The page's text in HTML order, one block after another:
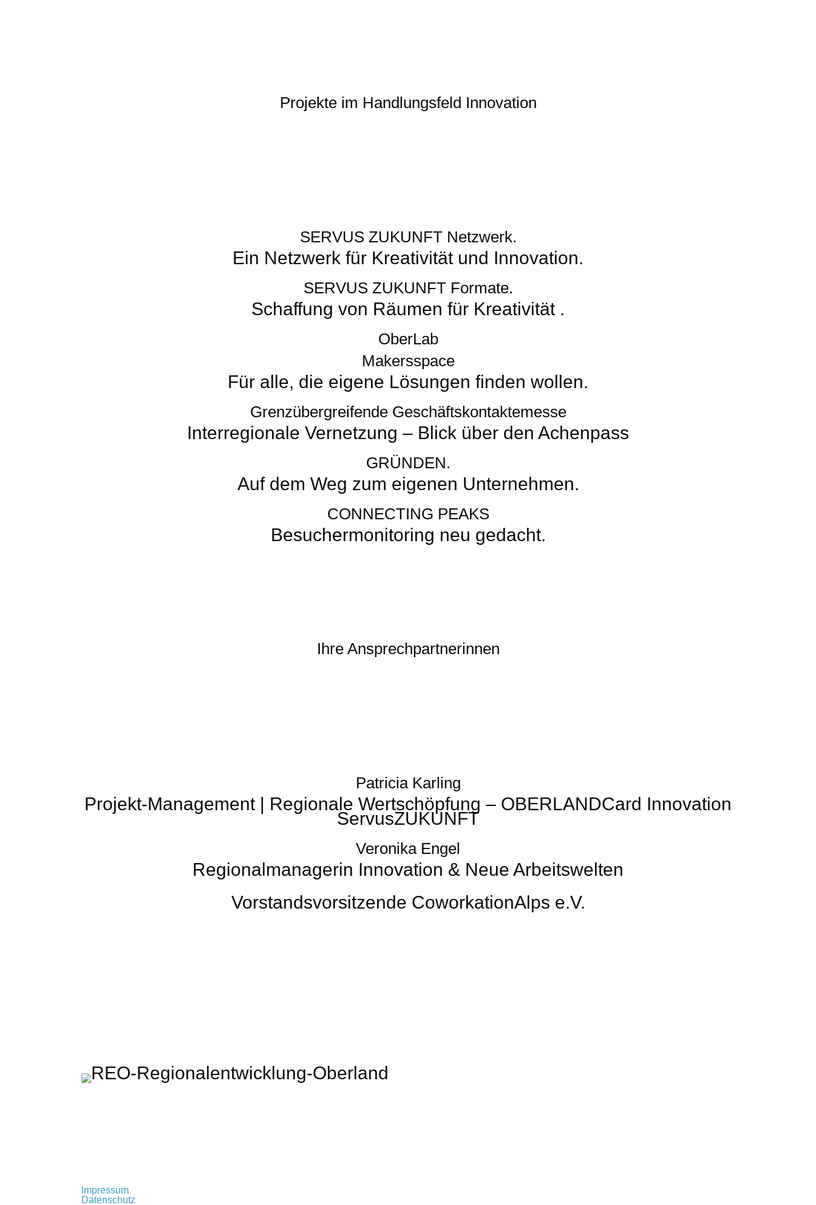
Projekte im Handlungsfeld Innovation
SERVUS ZUKUNFT Netzwerk.
Ein Netzwerk für Kreativität und Innovation.
SERVUS ZUKUNFT Formate.
Schaffung von Räumen für Kreativität .
OberLab
Makersspace
Für alle, die eigene Lösungen finden wollen.
Grenz­übergreifende Geschäfts­kontaktemesse
Interregionale Vernetzung – Blick über den Achenpass
GRÜNDEN.
Auf dem Weg zum eigenen Unternehmen.
CONNECTING PEAKS
Besuchermonitoring neu gedacht.
Ihre Ansprechpartnerinnen
Patricia Karling
Projekt-Management | Regionale Wertschöpfung – OBERLANDCard Innovation
ServusZUKUNFT
Veronika Engel
Regionalmanagerin Innovation & Neue Arbeitswelten
Vorstands­vorsitzende CoworkationAlps e.V.
Impressum
Datenschutz